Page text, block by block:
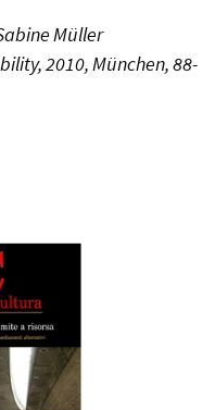
Müller
2010, München, 88-